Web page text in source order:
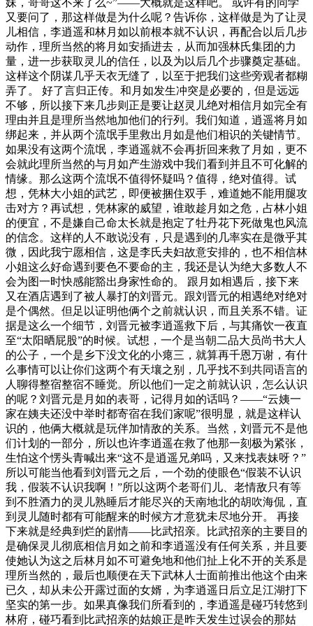
又要问了，那这样做是为什么呢？告诉你，这样做是为了让灵
儿相信，李逍遥和林月如以前根本就不认识，再配合以后几步
动作，理所当然的将月如安插进去，从而加强林氏集团的力
量，进一步获取灵儿的信任，以及为以后几个步骤奠定基础。
这样这个阴谋几乎天衣无缝了，以至于把我们这些旁观者都糊
弄了。 好了言归正传。和月如发生冲突是必要的，但是远远
不够，所以接下来几步则正是要让赵灵儿绝对相信月如完全有
理由并且是理所当然地加他们的行列。我们知道，逍遥将月如
绑起来，并从两个流氓手里救出月如是他们相识的关键情节。
如果没有这两个流氓，李逍遥就不会再折回来救了月如，更不
会就此理所当然的与月如产生游戏中我们看到并且不可化解的
情缘。那么这两个流氓不值得怀疑吗？值得，绝对值得。试
想，凭林大小姐的武艺，即便被捆住双手，难道她不能用腿攻
击对方？再试想，凭林家的威望，谁敢趁月如之危，占林小姐
的便宜，不是嫌自己命太长就是抱定了牡丹花下死做鬼也风流
的信念。这样的人不敢说没有，只是遇到的几率实在是微乎其
微，因此我宁愿相信，这是李氏夫妇故意安排的，也不相信林
小姐这么好命遇到要色不要命的主，我还是认为绝大多数人不
会为图一时快感能豁出身家性命的。 跟月如相遇后，接下来
又在酒店遇到了被人暴打的刘晋元。跟刘晋元的相遇绝对绝对
是个偶然。但足以证明他俩个之前就认识，而且关系不错。证
据是这么一个细节，刘晋元被李逍遥救下后，与其痛饮一夜直
至“太阳晒屁股”的时候。试想，一个是当朝二品大员尚书大人
的公子，一个是乡下没文化的小瘪三，就算再千恩万谢，有什
么事情可以让你们这两个有天壤之别，几乎找不到共同语言的
人聊得整宿整宿不睡觉。所以他们一定之前就认识，怎么认识
的呢？刘晋元是月如的表哥，记得月如的话吗？——“云姨一
家在姨夫还没中举时都寄宿在我们家呢”很明显，就是这样认
识的，他俩大概就是玩伴加情敌的关系。当然，刘晋元不是他
们计划的一部分，所以也许李逍遥在救了他那一刻极为紧张，
生怕这个愣头青喊出来“这不是逍遥兄弟吗，又来找表妹呀？”
所以可能当他看到刘晋元之后，一个劲的使眼色“假装不认识
我，假装不认识我啊！”所以这两个老哥们儿、老情敌只有等
到不胜酒力的灵儿熟睡后才能尽兴的天南地北的胡吹海侃，直
到灵儿随时都有可能醒来的时候方才意犹未尽地分开。 再接
下来就是经典到烂的剧情——比武招亲。比武招亲的主要目的
是确保灵儿彻底相信月如之前和李逍遥没有任何关系，并且要
使她认为这之后林月如不可避免地和他们扯上化不开的关系是
理所当然的，最后也顺便在天下武林人士面前推出他这个由来
已久，却从未公开露过面的女婿，为李逍遥日后立足江湖打下
坚实的第一步。如果真像我们所看到的，李逍遥是碰巧转悠到
林府，碰巧看到比武招亲的姑娘正是昨天发生过误会的那姑